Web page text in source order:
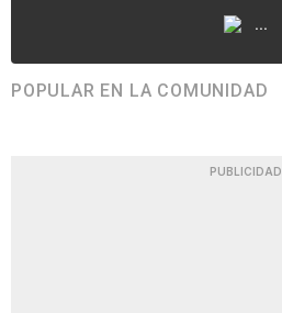
...
POPULAR EN LA COMUNIDAD
PUBLICIDAD